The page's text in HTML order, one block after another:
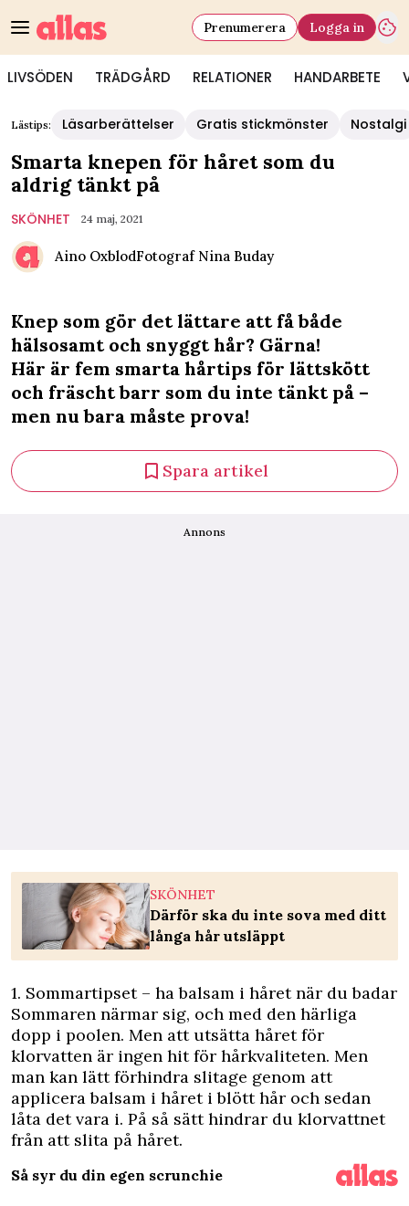
LIVSÖDEN TRÄDGÅRD RELATIONER HANDARBETE
Prenumerera Logga in
Lästips: Läsarberättelser Gratis stickmönster Nostalgi
Smarta knepen för håret som du
aldrig tänkt på
SKÖNHET 24 maj, 2021
Aino OxblodFotograf Nina Buday
Knep som gör det lättare att få både
hälsosamt och snyggt hår? Gärna!
Här är fem smarta hårtips för lättskött
och fräscht barr som du inte tänkt på –
men nu bara måste prova!
Spara artikel
Annons
SKÖNHET
Därför ska du inte sova med ditt
långa hår utsläppt
1. Sommartipset – ha balsam i håret när du badar
Sommaren närmar sig, och med den härliga
dopp i poolen. Men att utsätta håret för
klorvatten är ingen hit för hårkvaliteten. Men
man kan lätt förhindra slitage genom att
applicera balsam i håret i blött hår och sedan
låta det vara i. På så sätt hindrar du klorvattnet
från att slita på håret.
Så syr du din egen scrunchie